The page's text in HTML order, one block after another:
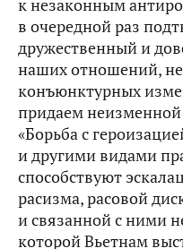
к незаконным
в очередной раз
дружественный и
наших отношений,
конъюнктурных
придаем
«Борьба с
и другими видами
способствуют
расизма, расовой
и связанной с ними
которой Вьетнам